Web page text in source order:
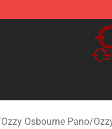
Store - Official
Ozzy Osbourne Pano/